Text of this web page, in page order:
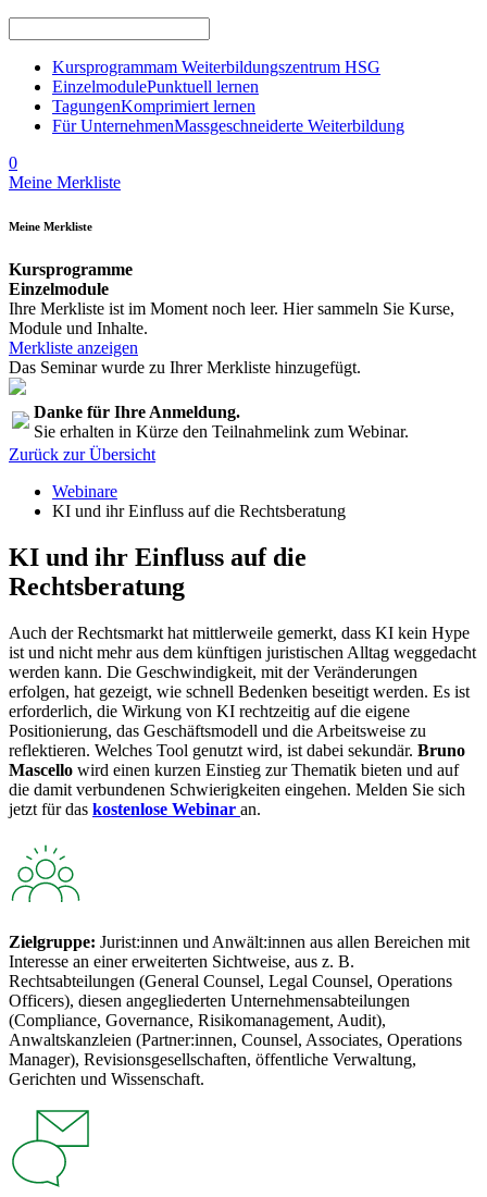
Kursprogrammam Weiterbildungszentrum HSG
EinzelmodulePunktuell lernen
TagungenKomprimiert lernen
Für UnternehmenMassgeschneiderte Weiterbildung
0
Meine Merkliste
Meine Merkliste
Kursprogramme
Einzelmodule
Ihre Merkliste ist im Moment noch leer. Hier sammeln Sie Kurse,
Module und Inhalte.
Merkliste anzeigen
Das Seminar wurde zu Ihrer Merkliste hinzugefügt.
Danke für Ihre Anmeldung.
Sie erhalten in Kürze den Teilnahmelink zum Webinar.
Zurück zur Übersicht
Webinare
KI und ihr Einfluss auf die Rechtsberatung
KI und ihr Einfluss auf die
Rechtsberatung
Auch der Rechtsmarkt hat mittlerweile gemerkt, dass KI kein Hype
ist und nicht mehr aus dem künftigen juristischen Alltag weggedacht
werden kann. Die Geschwindigkeit, mit der Veränderungen
erfolgen, hat gezeigt, wie schnell Bedenken beseitigt werden. Es ist
erforderlich, die Wirkung von KI rechtzeitig auf die eigene
Positionierung, das Geschäftsmodell und die Arbeitsweise zu
reflektieren. Welches Tool genutzt wird, ist dabei sekundär. Bruno
Mascello wird einen kurzen Einstieg zur Thematik bieten und auf
die damit verbundenen Schwierigkeiten eingehen. Melden Sie sich
jetzt für das kostenlose Webinar an.
Zielgruppe: Jurist:innen und Anwält:innen aus allen Bereichen mit
Interesse an einer erweiterten Sichtweise, aus z. B.
Rechtsabteilungen (General Counsel, Legal Counsel, Operations
Officers), diesen angegliederten Unternehmensabteilungen
(Compliance, Governance, Risikomanagement, Audit),
Anwaltskanzleien (Partner:innen, Counsel, Associates, Operations
Manager), Revisionsgesellschaften, öffentliche Verwaltung,
Gerichten und Wissenschaft.